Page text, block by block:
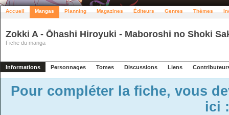
Accueil Mangas Planning Magazines Éditeurs Genres Thèmes
Zokki A - Ōhashi Hiroyuki - Maboroshi no Shoki
Fiche du manga
Informations Personnages Tomes Discussions Liens
Pour compléter la fiche, vous
ici